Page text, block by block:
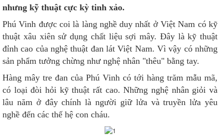
nhưng kỹ thuật cực kỳ tinh xảo.
Phú Vinh được coi là làng nghề duy nhất ở Việt Nam có kỹ
thuật xâu xiên sử dụng chất liệu sợi mây. Đây là kỹ thuật
đỉnh cao của nghệ thuật đan lát Việt Nam. Vì vậy có những
sản phẩm tưởng chừng như nghệ nhân "thêu" bằng tay.
Hàng mây tre đan của Phú Vinh có tới hàng trăm mẫu mã,
có loại đòi hỏi kỹ thuật rất cao. Những nghệ nhân giỏi và
lâu năm ở đây chính là người giữ lửa và truyền lửa yêu
nghề đến các thế hệ con cháu.